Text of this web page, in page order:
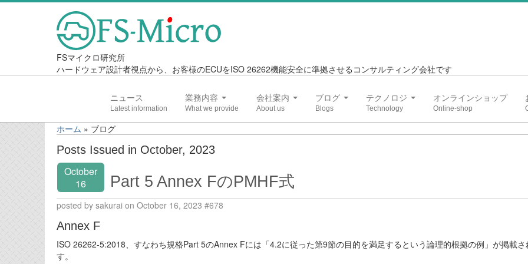
FSマイクロ研究所
ハードウェア設計者視点から、お客様のECUをISO 26262機能安全に準拠させるコンサルティング会社です
ニュース 業務内容 会社案内 ブログ テクノロジ オンラインショップ
ホーム » ブログ
Posts Issued in October, 2023
October
16
Part 5 Annex FのPMHF式
posted by sakurai on October 16, 2023 #678
Annex F
ISO 26262-5:2018、すなわち規格Part 5のAnnex Fには「4.2に従った第9節の目的を満足するという論理的根拠の例」が掲載
す。